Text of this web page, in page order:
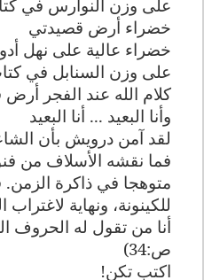
على وزن النوارس في
خضراء أرض قصيدتي
خضراء عالية على نهل
على وزن السنابل في
كلام الله عند الفجر
وأنا البعيد ... أنا البعيد
لقد آمن درويش بأن
فما نقشه الأسلاف من
متوهجا في ذاكرة الزمن.
للكينونة، ونهاية
أنا من تقول له الحروف
ص:34)
اكتب تكن!